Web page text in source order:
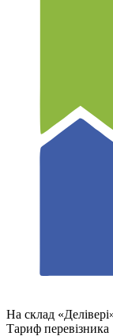
На склад
Тариф перевізника